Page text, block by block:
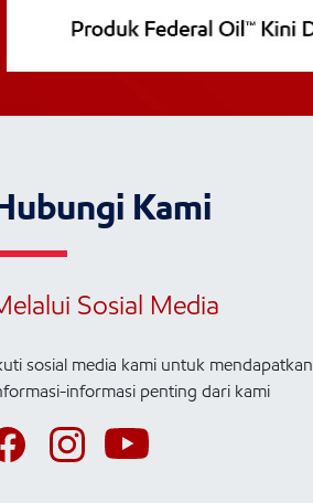
Kami
Sosial Media
sosial media kami untuk mendapatkan
informasi penting dari kami